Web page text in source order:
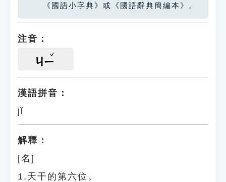
《國語小字典》或《國語辭典簡編本》。
注音：
ㄐㄧ
漢語拼音：
jǐ
解釋：
[名]
1.天干的第六位。